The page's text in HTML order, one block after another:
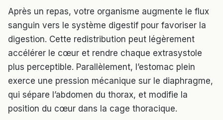
Après un repas, votre organisme augmente le flux
sanguin vers le système digestif pour favoriser la
digestion. Cette redistribution peut légèrement
accélérer le cœur et rendre chaque extrasystole
plus perceptible. Parallèlement, l’estomac plein
exerce une pression mécanique sur le diaphragme,
qui sépare l’abdomen du thorax, et modifie la
position du cœur dans la cage thoracique.